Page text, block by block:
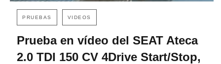
PRUEBAS VIDEOS
Prueba en vídeo del SEAT Ateca
2.0 TDI 150 CV 4Drive Start/Stop,